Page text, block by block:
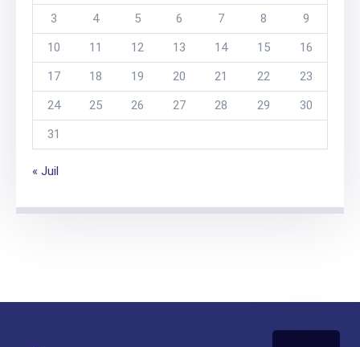
3
4 5 6 7 8
9
10
11 12 13 14 15
16
17
18 19 20 21 22
23
24
25 26 27 28 29
30
31
« Juil